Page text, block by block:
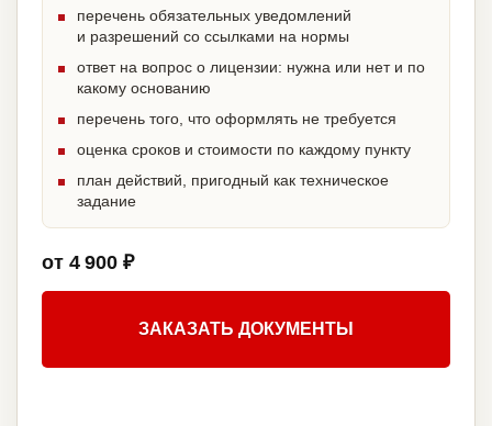
перечень обязательных уведомлений
и разрешений со ссылками на нормы
ответ на вопрос о лицензии: нужна или нет и по
какому основанию
перечень того, что оформлять не требуется
оценка сроков и стоимости по каждому пункту
план действий, пригодный как техническое
задание
от 4 900 ₽
ЗАКАЗАТЬ ДОКУМЕНТЫ